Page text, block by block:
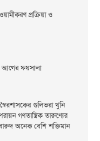
প্রক্রিয়া ও
আগের ফয়সালা
গুলিভরা খুনি
গণতান্ত্রিক তারুণ্যের
অনেক বেশি শক্তিমান